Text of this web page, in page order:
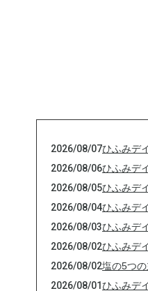
2026/08/07ひふみデ
2026/08/06ひふみデ
2026/08/05ひふみデ
2026/08/04ひふみデ
2026/08/03ひふみデ
2026/08/02ひふみデ
2026/08/02塩の5つ
2026/08/01ひふみデ